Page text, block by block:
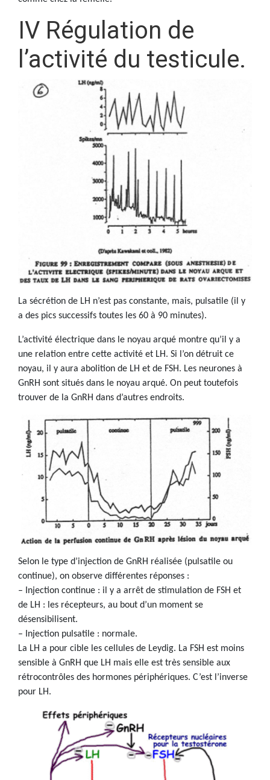
IV Régulation de
l’activité du testicule.
La sécrétion de LH n’est pas constante, mais, pulsatile (il y
a des pics successifs toutes les 60 à 90 minutes).
L’activité électrique dans le noyau arqué montre qu’il y a
une relation entre cette activité et LH. Si l’on détruit ce
noyau, il y aura abolition de LH et de FSH. Les neurones à
GnRH sont situés dans le noyau arqué. On peut toutefois
trouver de la GnRH dans d’autres endroits.
Selon le type d’injection de GnRH réalisée (pulsatile ou
continue), on observe différentes réponses :
– Injection continue : il y a arrêt de stimulation de FSH et
de LH : les récepteurs, au bout d’un moment se
désensibilisent.
– Injection pulsatile : normale.
La LH a pour cible les cellules de Leydig. La FSH est moins
sensible à GnRH que LH mais elle est très sensible aux
rétrocontrôles des hormones périphériques. C’est l’inverse
pour LH.